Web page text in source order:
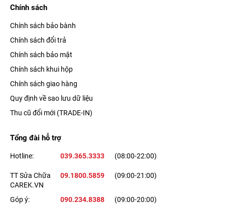
Chính sách
Chính sách bảo bành
Chính sách đổi trả
Chính sách bảo mật
Chính sách khui hộp
Chính sách giao hàng
Quy định về sao lưu dữ liệu
Thu cũ đổi mới (TRADE-IN)
Tổng đài hỗ trợ
Hotline: 039.365.3333 (08:00-22:00)
TT Sửa Chữa
CAREK.VN
09.1800.5859 (09:00-21:00)
Góp ý: 090.234.8388 (09:00-20:00)